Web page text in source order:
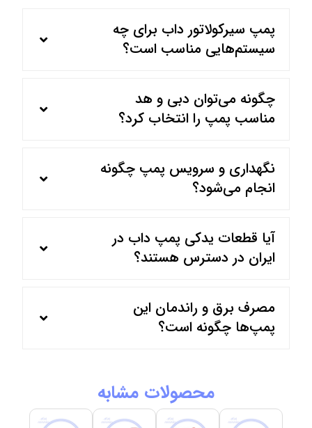
پمپ سیرکولاتور داب برای چه
سیستم‌هایی مناسب است؟
چگونه می‌توان دبی و هد
مناسب پمپ را انتخاب کرد؟
نگهداری و سرویس پمپ چگونه
انجام می‌شود؟
آیا قطعات یدکی پمپ داب در
ایران در دسترس هستند؟
مصرف برق و راندمان این
پمپ‌ها چگونه است؟
محصولات مشابه